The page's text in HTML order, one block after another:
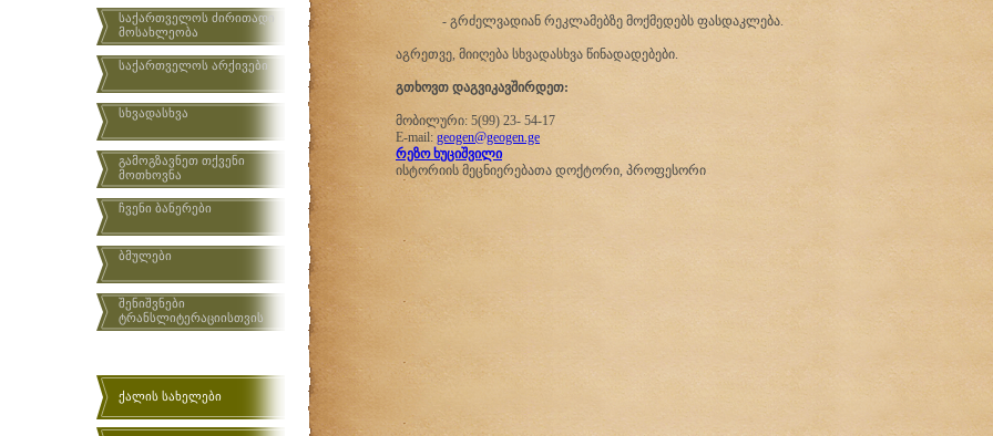
საქართველოს ძირითადი
მოსახლეობა
საქართველოს არქივები
სხვადასხვა
გამოგზავნეთ თქვენი
მოთხოვნა
ჩვენი ბანერები
ბმულები
შენიშვნები
ტრანსლიტერაციისთვის
ქალის სახელები
- გრძელვადიან რეკლამებზე მოქმედებს ფასდაკლება.
აგრეთვე, მიიღება სხვადასხვა წინადადებები.
გთხოვთ დაგვიკავშირდეთ:
მობილური: 5(99) 23- 54-17
E-mail: geogen@geogen.ge
რეზო ხუციშვილი
ისტორიის მეცნიერებათა დოქტორი, პროფესორი